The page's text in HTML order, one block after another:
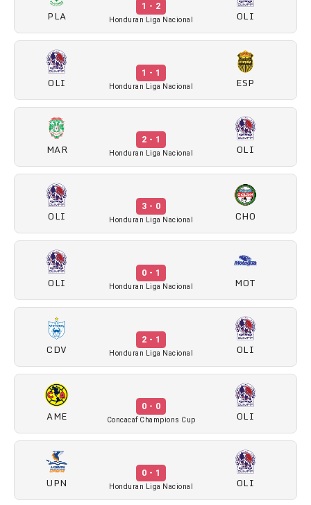
PLA
1 - 2
Honduran Liga Nacional OLI
OLI
1 - 1
Honduran Liga Nacional ESP
MAR
2 - 1
Honduran Liga Nacional OLI
OLI
3 - 0
Honduran Liga Nacional CHO
OLI
0 - 1
Honduran Liga Nacional MOT
CDV
2 - 1
Honduran Liga Nacional OLI
AME
0 - 0
Concacaf Champions Cup OLI
UPN
0 - 1
Honduran Liga Nacional OLI